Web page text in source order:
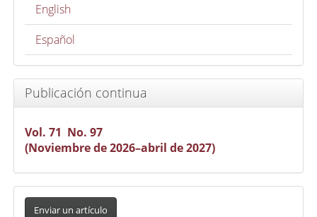
English
Español
Publicación continua
Vol. 71 No. 97
(Noviembre de 2026–abril de 2027)
Enviar
Enviar un artículo